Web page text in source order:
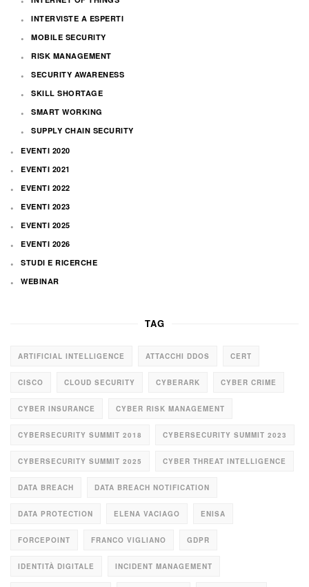
INTERVISTE A ESPERTI
MOBILE SECURITY
RISK MANAGEMENT
SECURITY AWARENESS
SKILL SHORTAGE
SMART WORKING
SUPPLY CHAIN SECURITY
EVENTI 2020
EVENTI 2021
EVENTI 2022
EVENTI 2023
EVENTI 2025
EVENTI 2026
STUDI E RICERCHE
WEBINAR
TAG
ARTIFICIAL INTELLIGENCE ATTACCHI DDOS CERT
CISCO CLOUD SECURITY CYBERARK CYBER CRIME
CYBER INSURANCE CYBER RISK MANAGEMENT
CYBERSECURITY SUMMIT 2018 CYBERSECURITY SUMMIT 2023
CYBERSECURITY SUMMIT 2025 CYBER THREAT INTELLIGENCE
DATA BREACH DATA BREACH NOTIFICATION
DATA PROTECTION ELENA VACIAGO ENISA
FORCEPOINT FRANCO VIGLIANO GDPR
IDENTITÀ DIGITALE INCIDENT MANAGEMENT